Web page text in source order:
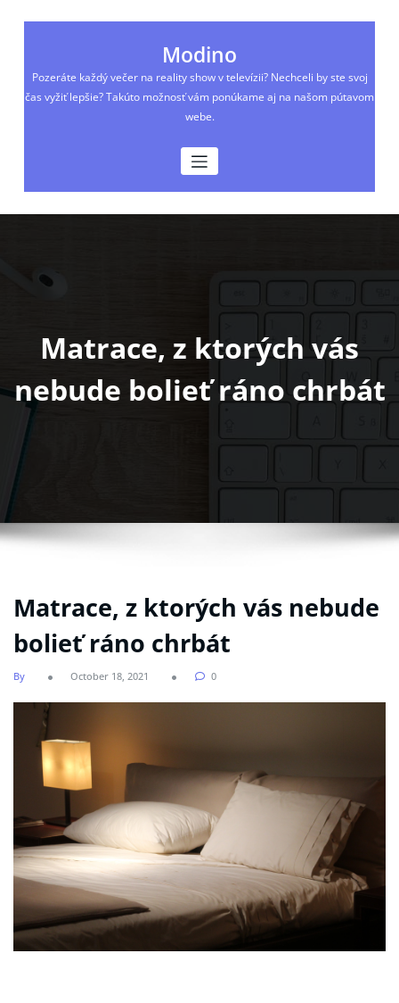
Modino
Pozeráte každý večer na reality show v televízii? Nechceli by ste svoj
čas vyžiť lepšie? Takúto možnosť vám ponúkame aj na našom pútavom
webe.
Matrace, z ktorých vás
nebude bolieť ráno chrbát
Matrace, z ktorých vás nebude
bolieť ráno chrbát
By October 18, 2021 0